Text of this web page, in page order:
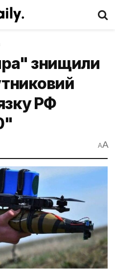
знищили
РФ
AA